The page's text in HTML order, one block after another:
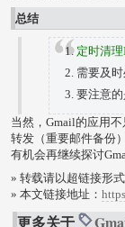
总结
定时清
需要及
要注意的
当然，Gmail的应用
转发（重要邮件备份
有机会再继续探讨
» 转载请以超链接形
» 本文链接地址：
更多关于